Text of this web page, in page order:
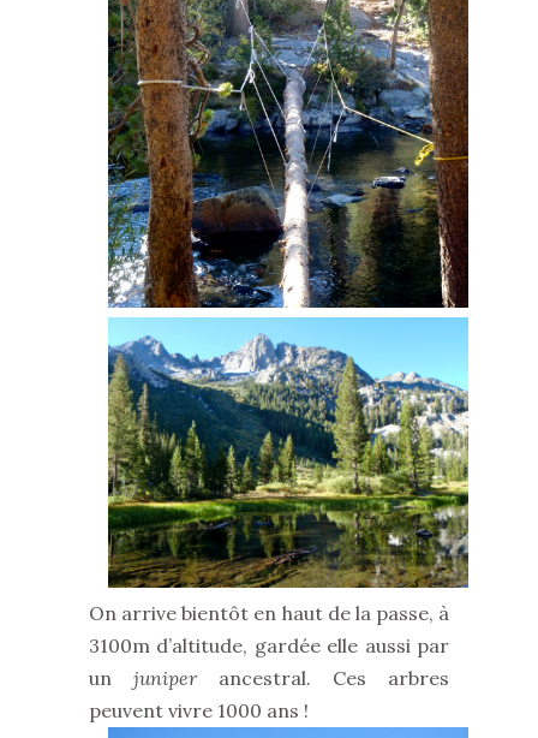
On arrive bientôt en haut de la passe, à
3100m d’altitude, gardée elle aussi par
un juniperancestral. Ces arbres
peuvent vivre 1000 ans !